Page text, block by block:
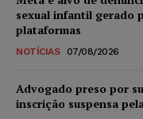
sexual infantil gerado
plataformas
NOTÍCIAS 07/08/2026
Advogado preso por
inscrição suspensa